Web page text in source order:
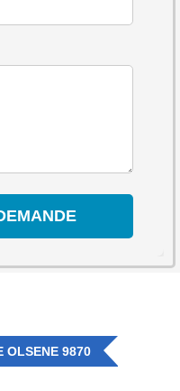
OLSENE 9870